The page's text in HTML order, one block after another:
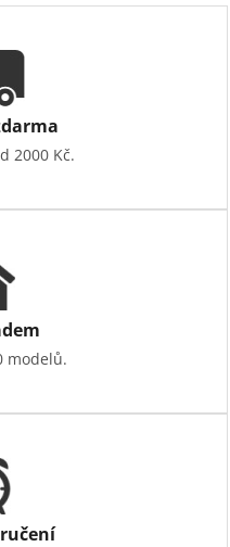
2000 Kč.
modelů.